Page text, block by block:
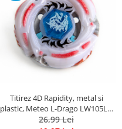
Titirez 4D Rapidity, metal si
plastic, Meteo L-Drago LW105LF,
BB88, Attack, fara lansator
26,99 Lei